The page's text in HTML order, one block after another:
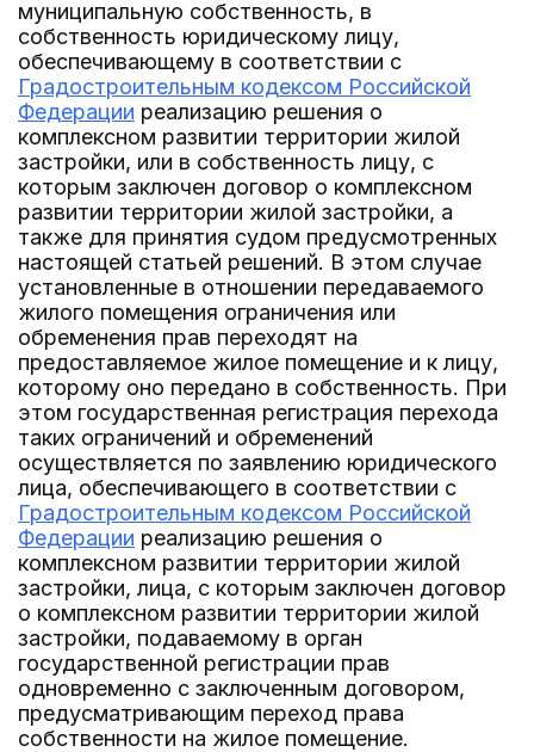
муниципальную собственность, в
собственность юридическому лицу,
обеспечивающему в соответствии с
Градостроительным кодексом Российской
Федерации реализацию решения о
комплексном развитии территории жилой
застройки, или в собственность лицу, с
которым заключен договор о комплексном
развитии территории жилой застройки, а
также для принятия судом предусмотренных
настоящей статьей решений. В этом случае
установленные в отношении передаваемого
жилого помещения ограничения или
обременения прав переходят на
предоставляемое жилое помещение и к лицу,
которому оно передано в собственность. При
этом государственная регистрация перехода
таких ограничений и обременений
осуществляется по заявлению юридического
лица, обеспечивающего в соответствии с
Градостроительным кодексом Российской
Федерации реализацию решения о
комплексном развитии территории жилой
застройки, лица, с которым заключен договор
о комплексном развитии территории жилой
застройки, подаваемому в орган
государственной регистрации прав
одновременно с заключенным договором,
предусматривающим переход права
собственности на жилое помещение.